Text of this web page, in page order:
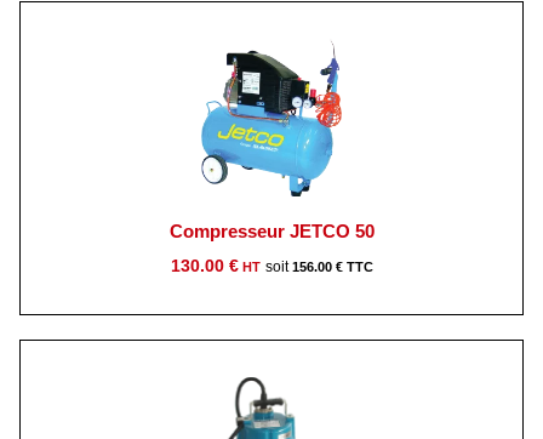
410.00 €.
Compresseur JETCO 50
130.00 € 156.00 €